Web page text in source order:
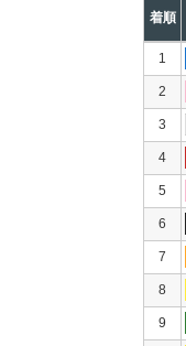
着順
1
2
3
4
5
6
7
8
9